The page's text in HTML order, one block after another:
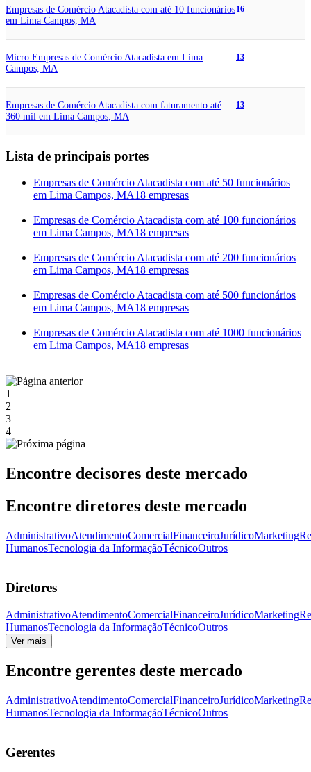
Empresas de Comércio Atacadista com até 10 funcionários
em Lima Campos, MA
16
Micro Empresas de Comércio Atacadista em Lima
Campos, MA
13
Empresas de Comércio Atacadista com faturamento até
360 mil em Lima Campos, MA
13
Lista de principais portes
Empresas de Comércio Atacadista com até 50 funcionários
em Lima Campos, MA18 empresas
Empresas de Comércio Atacadista com até 100 funcionários
em Lima Campos, MA18 empresas
Empresas de Comércio Atacadista com até 200 funcionários
em Lima Campos, MA18 empresas
Empresas de Comércio Atacadista com até 500 funcionários
em Lima Campos, MA18 empresas
Empresas de Comércio Atacadista com até 1000 funcionários
em Lima Campos, MA18 empresas
1
2
3
4
Encontre decisores deste mercado
Encontre diretores deste mercado
AdministrativoAtendimentoComercialFinanceiroJurídicoMarketing
HumanosTecnologia da InformaçãoTécnicoOutros
Diretores
AdministrativoAtendimentoComercialFinanceiroJurídicoMarketing
HumanosTecnologia da InformaçãoTécnicoOutros
Ver mais
Encontre gerentes deste mercado
AdministrativoAtendimentoComercialFinanceiroJurídicoMarketing
HumanosTecnologia da InformaçãoTécnicoOutros
Gerentes